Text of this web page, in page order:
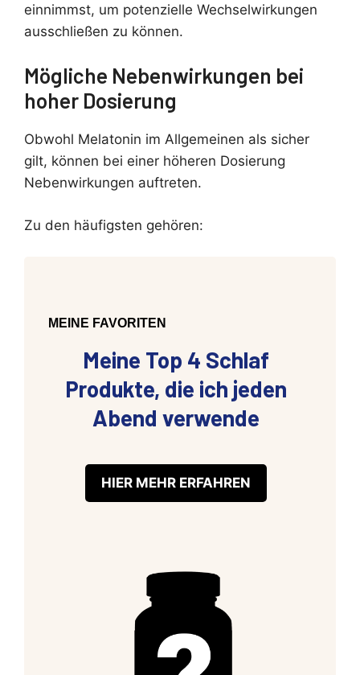
einnimmst, um potenzielle Wechselwirkungen
ausschließen zu können.
Mögliche Nebenwirkungen bei
hoher Dosierung
Obwohl Melatonin im Allgemeinen als sicher
gilt, können bei einer höheren Dosierung
Nebenwirkungen auftreten.
Zu den häufigsten gehören:
MEINE FAVORITEN
Meine Top 4 Schlaf
Produkte, die ich jeden
Abend verwende
HIER MEHR ERFAHREN